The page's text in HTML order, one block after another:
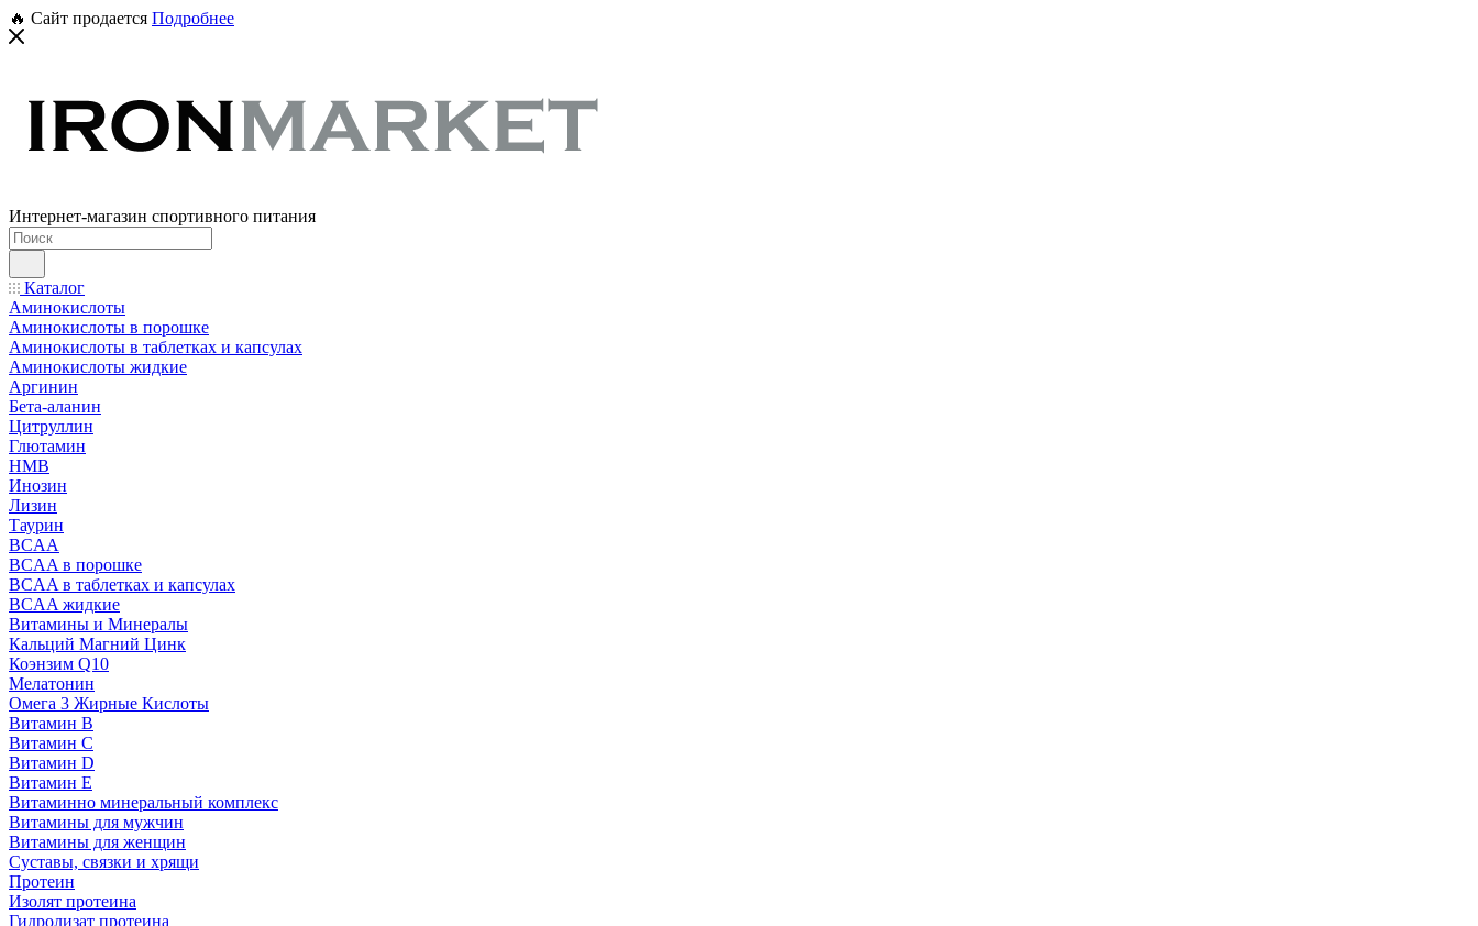
🔥 Сайт продается Подробнее
Интернет-магазин спортивного питания
Каталог
Аминокислоты
Аминокислоты в порошке
Аминокислоты в таблетках и капсулах
Аминокислоты жидкие
Аргинин
Бета-аланин
Цитруллин
Глютамин
HMB
Инозин
Лизин
Таурин
BCAA
BCAA в порошке
BCAA в таблетках и капсулах
BCAA жидкие
Витамины и Минералы
Кальций Магний Цинк
Коэнзим Q10
Мелатонин
Омега 3 Жирные Кислоты
Витамин B
Витамин C
Витамин D
Витамин E
Витаминно минеральный комплекс
Витамины для мужчин
Витамины для женщин
Суставы, связки и хрящи
Протеин
Изолят протеина
Гидролизат протеина